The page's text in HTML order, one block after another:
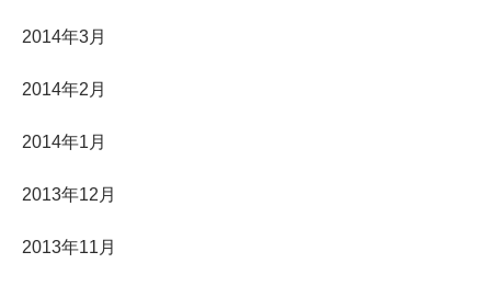
2014年3月
2014年2月
2014年1月
2013年12月
2013年11月